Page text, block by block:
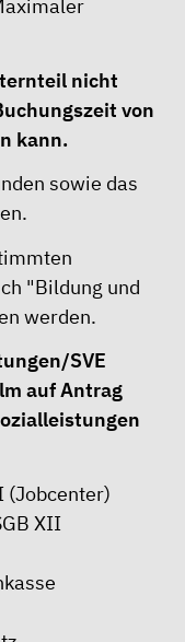
nicht
von
kann.
sowie das
"Bildung und
werden.
SVE
auf Antrag
(Jobcenter)
XII